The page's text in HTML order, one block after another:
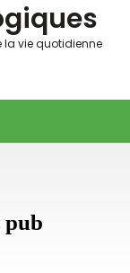
la vie quotidienne
pub